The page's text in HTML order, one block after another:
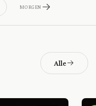
MORGEN
Alle